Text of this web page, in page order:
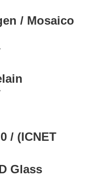
/ Mosaico
/ (ICNET
Glass